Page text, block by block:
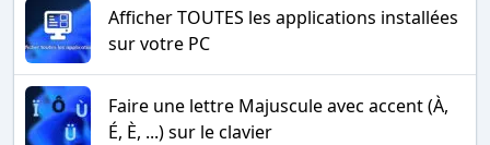
Afficher TOUTES les applications installées
sur votre PC
Faire une lettre Majuscule avec accent (À,
É, È, ...) sur le clavier